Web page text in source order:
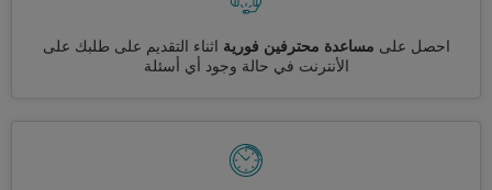
احصل على مساعدة محترفين فورية اثناء التقديم على طلبك على
الأنترنت في حالة وجود أي أسئلة